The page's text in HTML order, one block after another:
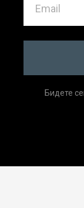
Бидете